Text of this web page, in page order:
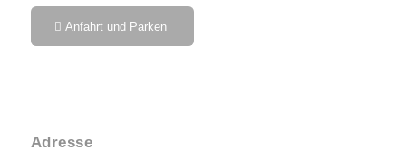
Anfahrt und Parken
Adresse